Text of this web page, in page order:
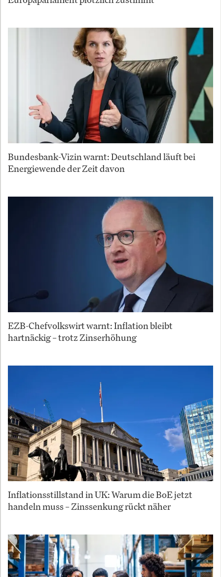
Bundesbank-Vizin warnt: Deutschland läuft bei
Energiewende der Zeit davon
EZB-Chefvolkswirt warnt: Inflation bleibt
hartnäckig – trotz Zinserhöhung
Inflationsstillstand in UK: Warum die BoE jetzt
handeln muss – Zinssenkung rückt näher